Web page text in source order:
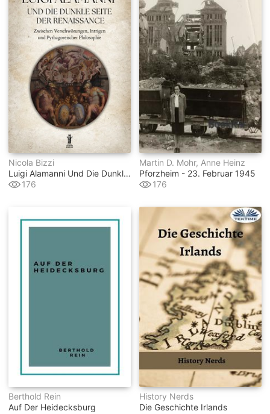
Nicola Bizzi
Luigi Alamanni Und Die Dunkle Seite Der Renaissance
176
Martin D. Mohr, Anne Heinz
Pforzheim - 23. Februar 1945
176
Berthold Rein
Auf Der Heidecksburg
History Nerds
Die Geschichte Irlands